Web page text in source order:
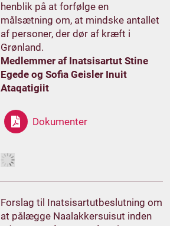
henblik på at forfølge en
målsætning om, at mindske antallet
af personer, der dør af kræft i
Grønland.
Medlemmer af Inatsisartut Stine
Egede og Sofia Geisler Inuit
Ataqatigiit
Dokumenter
Forslag til Inatsisartutbeslutning om
at pålægge Naalakkersuisut inden